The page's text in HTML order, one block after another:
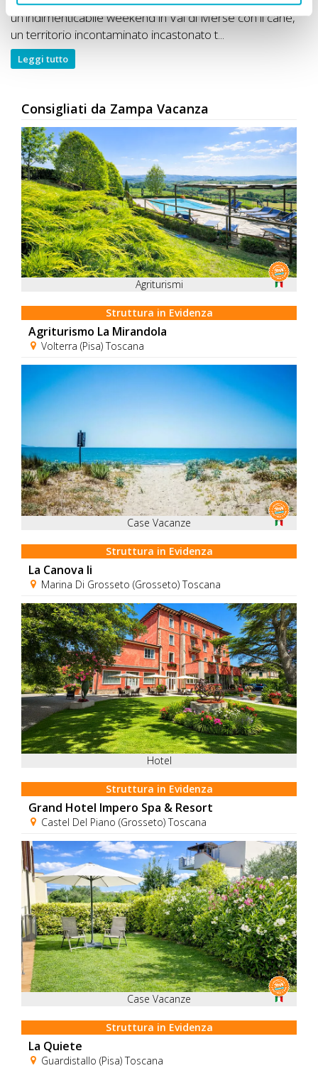
un'indimenticabile weekend in Val di Merse con il cane,
un territorio incontaminato incastonato t...
Leggi tutto
Consigliati da Zampa Vacanza
Agriturismi
Struttura in Evidenza
Agriturismo La Mirandola
Volterra (Pisa) Toscana
Case Vacanze
Struttura in Evidenza
La Canova Ii
Marina Di Grosseto (Grosseto) Toscana
Hotel
Struttura in Evidenza
Grand Hotel Impero Spa & Resort
Castel Del Piano (Grosseto) Toscana
Case Vacanze
Struttura in Evidenza
La Quiete
Guardistallo (Pisa) Toscana